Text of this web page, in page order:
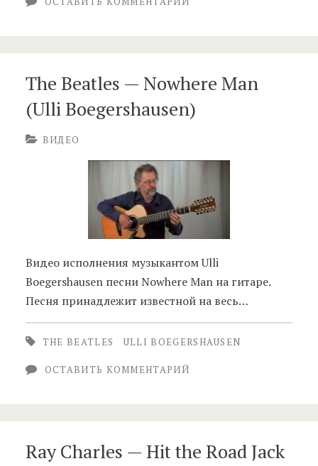
The Beatles — Nowhere Man
(Ulli Boegershausen)
ВИДЕО
Видео исполнения музыкантом Ulli
Boegershausen песни Nowhere Man на гитаре.
Песня принадлежит известной на весь…
THE BEATLES ULLI BOEGERSHAUSEN
ОСТАВИТЬ КОММЕНТАРИЙ
Ray Charles — Hit the Road Jack